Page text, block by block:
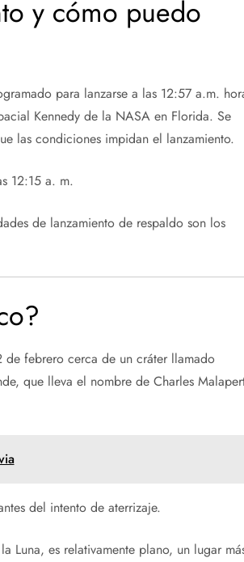
y cómo puedo
para lanzarse a las 12:57 a.m.
Kennedy de la NASA en Florida. Se
las condiciones impidan el lanzamiento.
12:15 a. m.
de lanzamiento de respaldo son los
de febrero cerca de un cráter llamado
que lleva el nombre de Charles
del intento de aterrizaje.
Luna, es relativamente plano, un lugar